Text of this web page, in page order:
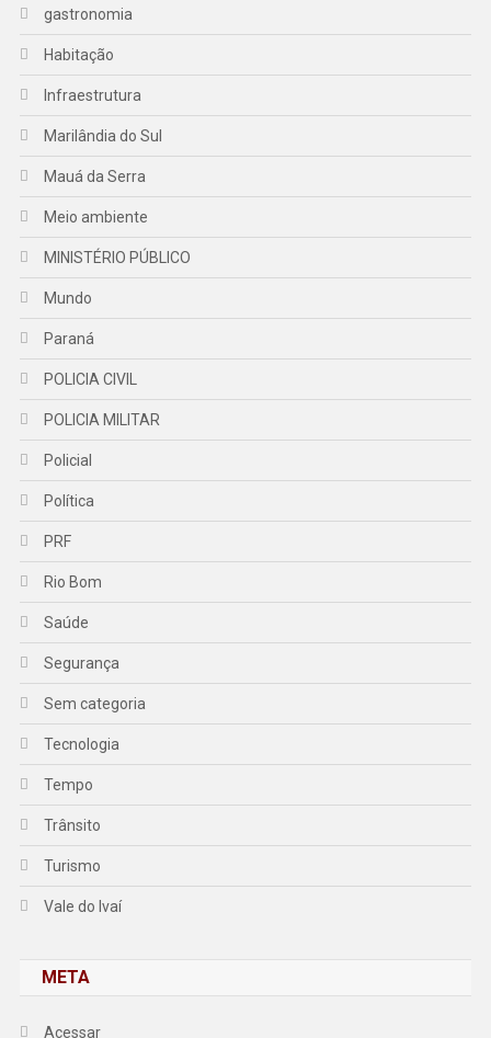
gastronomia
Habitação
Infraestrutura
Marilândia do Sul
Mauá da Serra
Meio ambiente
MINISTÉRIO PÚBLICO
Mundo
Paraná
POLICIA CIVIL
POLICIA MILITAR
Policial
Política
PRF
Rio Bom
Saúde
Segurança
Sem categoria
Tecnologia
Tempo
Trânsito
Turismo
Vale do Ivaí
META
Acessar